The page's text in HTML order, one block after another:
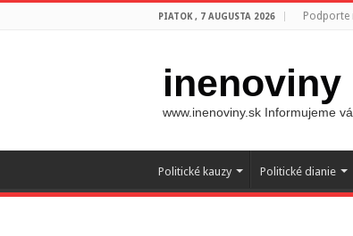
PIATOK , 7 AUGUSTA 2026
inenoviny
www.inenoviny.sk Informujeme
Politické kauzy Politické dianie